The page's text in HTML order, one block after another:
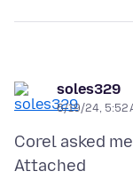
soles329
6/19/24, 5:52
Corel asked
Attached